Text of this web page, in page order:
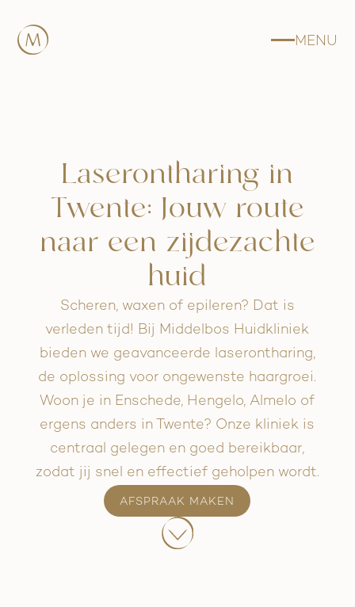
MENU
Laserontharing in
Twente: Jouw route
naar een zijdezachte
huid
Scheren, waxen of epileren? Dat is
verleden tijd! Bij Middelbos Huidkliniek
bieden we geavanceerde laserontharing,
de oplossing voor ongewenste haargroei.
Woon je in Enschede, Hengelo, Almelo of
ergens anders in Twente? Onze kliniek is
centraal gelegen en goed bereikbaar,
zodat jij snel en effectief geholpen wordt.
AFSPRAAK MAKEN